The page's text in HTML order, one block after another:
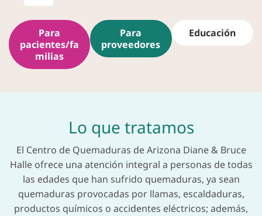
Para
pacientes/fa
milias
Para
proveedores
Educación
Lo que tratamos
El Centro de Quemaduras de Arizona Diane & Bruce
Halle ofrece una atención integral a personas de todas
las edades que han sufrido quemaduras, ya sean
quemaduras provocadas por llamas, escaldaduras,
productos químicos o accidentes eléctricos; además,